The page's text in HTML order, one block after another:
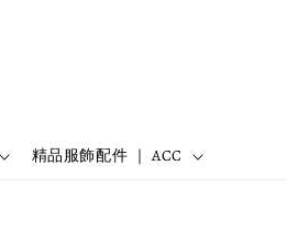
精品服飾配件 ｜ ACC